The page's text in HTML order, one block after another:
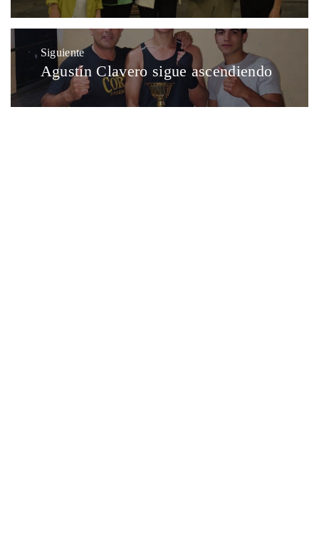
Siguiente
Agustín Clavero sigue ascendiendo